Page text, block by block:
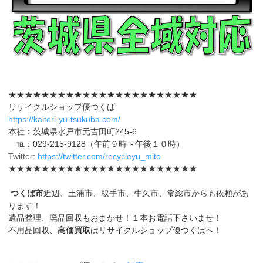
★★★★★★★★★★★★★★★★★★★★★★★
リサイクルショップ優つくば
https://kaitori-yu-tsukuba.com/
本社：茨城県水戸市元吉田町245-6
℡：029-215-9128（午前９時～午後１０時）
Twitter: https://twitter.com/recycleyu_mito
★★★★★★★★★★★★★★★★★★★★★★★
つくば市近辺、土浦市、取手市、牛久市、常総市からも依頼があ
ります！
遺品整理、廃品回収もおまかせ！１本お電話下さいませ！
不用品回収、高価買取はリサイクルショップ優つくばへ！